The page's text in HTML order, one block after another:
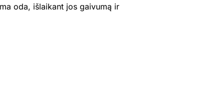
oda, išlaikant jos gaivumą ir